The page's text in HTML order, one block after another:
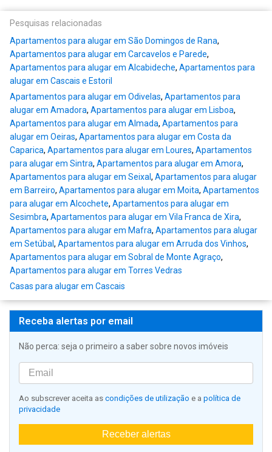
Pesquisas relacionadas
Apartamentos para alugar em São Domingos de Rana,
Apartamentos para alugar em Carcavelos e Parede,
Apartamentos para alugar em Alcabideche, Apartamentos para
alugar em Cascais e Estoril
Apartamentos para alugar em Odivelas, Apartamentos para
alugar em Amadora, Apartamentos para alugar em Lisboa,
Apartamentos para alugar em Almada, Apartamentos para
alugar em Oeiras, Apartamentos para alugar em Costa da
Caparica, Apartamentos para alugar em Loures, Apartamentos
para alugar em Sintra, Apartamentos para alugar em Amora,
Apartamentos para alugar em Seixal, Apartamentos para alugar
em Barreiro, Apartamentos para alugar em Moita, Apartamentos
para alugar em Alcochete, Apartamentos para alugar em
Sesimbra, Apartamentos para alugar em Vila Franca de Xira,
Apartamentos para alugar em Mafra, Apartamentos para alugar
em Setúbal, Apartamentos para alugar em Arruda dos Vinhos,
Apartamentos para alugar em Sobral de Monte Agraço,
Apartamentos para alugar em Torres Vedras
Casas para alugar em Cascais
Receba alertas por email
Não perca: seja o primeiro a saber sobre novos imóveis
Ao subscrever aceita as condições de utilização e a política de
privacidade
Receber alertas